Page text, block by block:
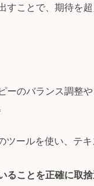
すことで、期待を
のバランス調整
ールを使い、テキ
ることを正確に取